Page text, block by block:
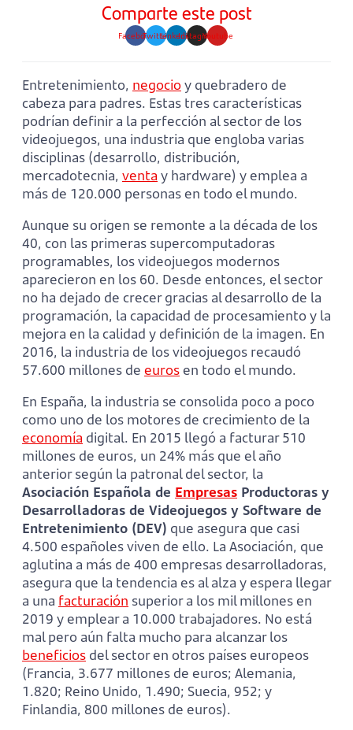
Comparte este post
FacebookTwitterLinkedinInstagramYoutube
Entretenimiento, negocioy quebradero de
cabeza para padres. Estas tres características
podrían definir a la perfección al sector de los
videojuegos, una industria que engloba varias
disciplinas (desarrollo, distribución,
mercadotecnia, venta y hardware) y emplea a
más de 120.000 personas en todo el mundo.
Aunque su origen se remonte a la década de los
40, con las primeras supercomputadoras
programables, los videojuegos modernos
aparecieron en los 60. Desde entonces, el sector
no ha dejado de crecer gracias al desarrollo de la
programación, la capacidad de procesamiento y la
mejora en la calidad y definición de la imagen. En
2016, la industria de los videojuegos recaudó
57.600 millones de eurosen todo el mundo.
En España, la industria se consolida poco a poco
como uno de los motores de crecimiento de la
economía digital. En 2015 llegó a facturar 510
millones de euros, un 24% más que el año
anterior según la patronal del sector, la
Asociación Española de Empresas Productoras y
Desarrolladoras de Videojuegos y Software de
Entretenimiento (DEV) que asegura que casi
4.500 españoles viven de ello. La Asociación, que
aglutina a más de 400 empresas desarrolladoras,
asegura que la tendencia es al alza y espera llegar
a una facturación superior a los mil millones en
2019 y emplear a 10.000 trabajadores. No está
mal pero aún falta mucho para alcanzar los
beneficios del sector en otros países europeos
(Francia, 3.677 millones de euros; Alemania,
1.820; Reino Unido, 1.490; Suecia, 952; y
Finlandia, 800 millones de euros).